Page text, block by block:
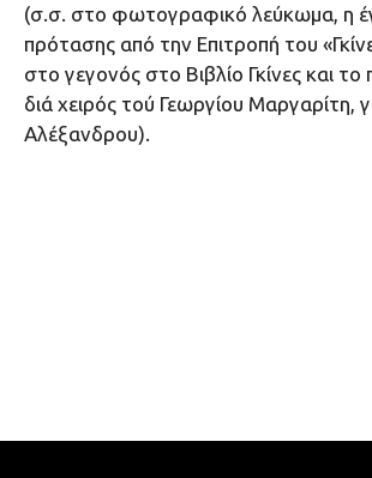
(σ.σ. στο φωτογραφικό λεύκωμα, η
πρότασης από την Επιτροπή του
στο γεγονός στο Βιβλίο Γκίνες και το
διά χειρός τού Γεωργίου Μαργαρίτη,
Αλέξανδρου).